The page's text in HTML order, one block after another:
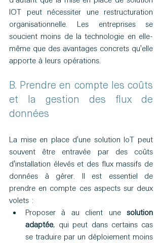
IOT peut nécessiter une restructuration
organisationnelle. Les entreprises se
soucient moins de la technologie en elle-
même que des avantages concrets qu'elle
apporte à leurs opérations.
B. Prendre en compte les coûts
et la gestion des flux de
données
La mise en place d'une solution IoT peut
souvent être entravée par des coûts
d'installation élevés et des flux massifs de
données à gérer. Il est essentiel de
prendre en compte ces aspects sur deux
volets :
Proposer à au client une solution
adaptée, qui peut dans certains cas
se traduire par un déploiement moins